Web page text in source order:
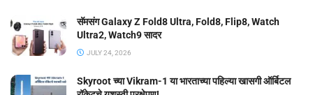
सॅमसंग Galaxy Z Fold8 Ultra, Fold8, Flip8, Watch
Ultra2, Watch9 सादर
JULY 24, 2026
Skyroot च्या Vikram-1 या भारताच्या पहिल्या खासगी ऑर्बिटल